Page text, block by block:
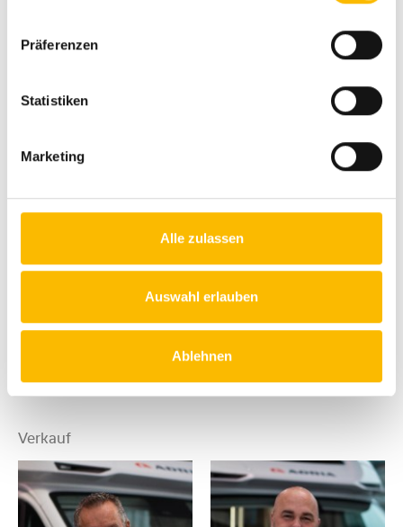
Präferenzen
Statistiken
Marketing
Alle zulassen
Auswahl erlauben
Ablehnen
Ohne unsere Mitarbeiterinnen und Mitarbeiter gäbe es kein
Auto Reichhardt. Das Gleiche gilt natürlich auch umgekehrt.
unserer Mitarbeiterinnen und Mitarbeiter mit unserer Firma
sichert die Qualität unserer Arbeit und die Güte unserer
Daraus resultieren kundenorientiertes, kostenbewusstes
alle betrieblichen Bereiche. Die Zufriedenheit unserer
gegenseitigem Verständnis. Aber auch auf dem
alle ist die Sicherung der hohen Qualität unserer Produkte,
wir auch ein bisschen stolz sein.
Verkauf